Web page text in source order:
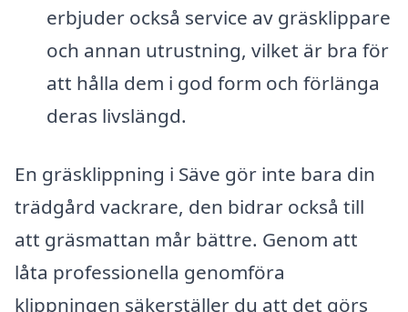
erbjuder också service av gräsklippare
och annan utrustning, vilket är bra för
att hålla dem i god form och förlänga
deras livslängd.
En gräsklippning i Säve gör inte bara din
trädgård vackrare, den bidrar också till
att gräsmattan mår bättre. Genom att
låta professionella genomföra
klippningen säkerställer du att det görs